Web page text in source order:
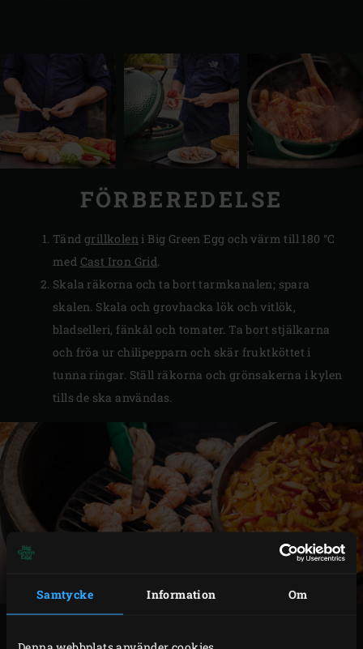
Samtycke Information Om
FÖRBEREDELSE
Tänd grillkoleni Big Green Egg och värm till 180 °C
med Cast Iron Grid.
Skala räkorna och ta bort tarmkanalen; spara
skalen. Skala och grovhacka lök och vitlök,
bladselleri, fänkål och tomater. Ta bort stjälkarna
och fröa ur chilipepparn och skär fruktköttet i
tunna ringar. Ställ räkorna och grönsakerna i kylen
tills de ska användas.